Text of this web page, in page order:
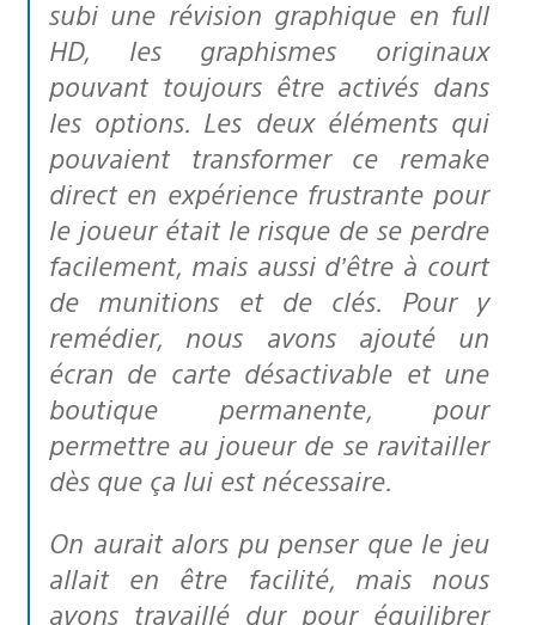
subi une révision graphique en full
HD, les graphismes originaux
pouvant toujours être activés dans
les options. Les deux éléments qui
pouvaient transformer ce remake
direct en expérience frustrante pour
le joueur était le risque de se perdre
facilement, mais aussi d’être à court
de munitions et de clés. Pour y
remédier, nous avons ajouté un
écran de carte désactivable et une
boutique permanente, pour
permettre au joueur de se ravitailler
dès que ça lui est nécessaire.
On aurait alors pu penser que le jeu
allait en être facilité, mais nous
avons travaillé dur pour équilibrer